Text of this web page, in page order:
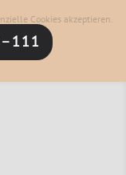
Cookies akzeptieren.